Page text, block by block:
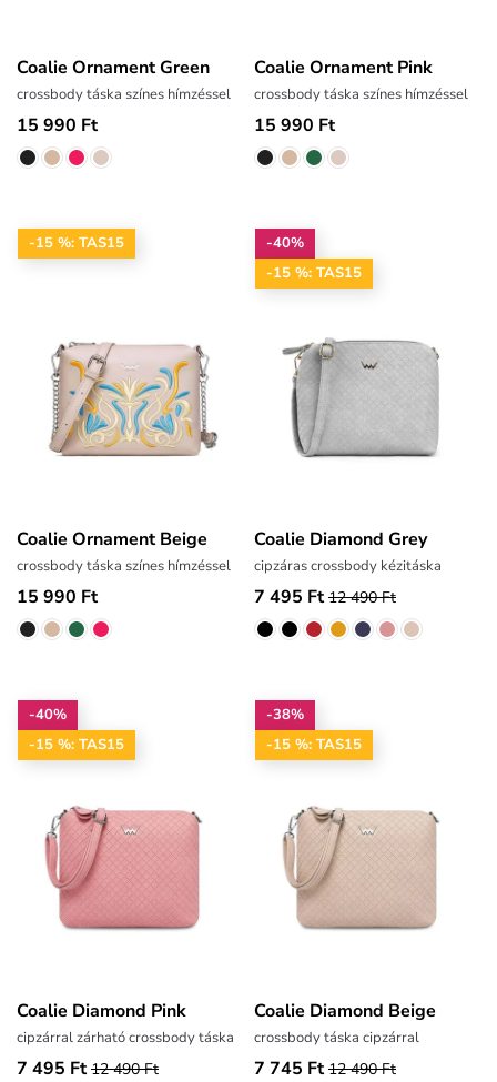
Coalie Ornament Green
crossbody táska színes hímzéssel
15 990 Ft
Coalie Ornament Pink
crossbody táska színes hímzéssel
15 990 Ft
-15 %: TAS15
Coalie Ornament Beige
crossbody táska színes hímzéssel
15 990 Ft
-40%
-15 %: TAS15
Coalie Diamond Grey
cipzáras crossbody kézitáska
7 495 Ft 12 490 Ft
-40%
-15 %: TAS15
Coalie Diamond Pink
cipzárral zárható crossbody táska
7 495 Ft 12 490 Ft
-38%
-15 %: TAS15
Coalie Diamond Beige
crossbody táska cipzárral
7 745 Ft 12 490 Ft